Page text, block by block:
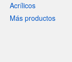
Acrílicos
Más productos